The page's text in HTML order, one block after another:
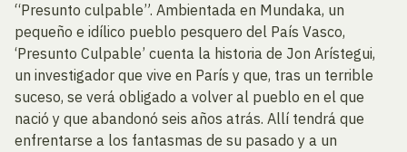
“Presunto culpable”. Ambientada en Mundaka, un
pequeño e idílico pueblo pesquero del País Vasco,
‘Presunto Culpable’ cuenta la historia de Jon Arístegui,
un investigador que vive en París y que, tras un terrible
suceso, se verá obligado a volver al pueblo en el que
nació y que abandonó seis años atrás. Allí tendrá que
enfrentarse a los fantasmas de su pasado y a un